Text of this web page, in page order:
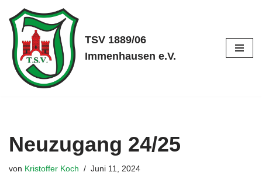
Zum
Inhalt
springen
TSV 1889/06
Immenhausen e.V.
Neuzugang 24/25
von Kristoffer Koch Juni 11, 2024